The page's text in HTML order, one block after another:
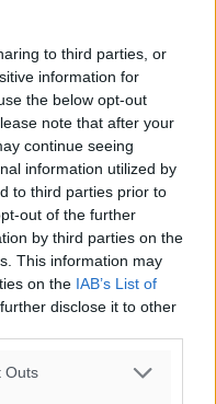
to third parties, or
information for
the below opt-out
note that after your
continue seeing
information utilized by
to third parties prior to
out of the further
by third parties on the
This information may
on the IAB’s List of
disclose it to other
Outs
έπρεπε ήδη να έχει
η συμμετοχή